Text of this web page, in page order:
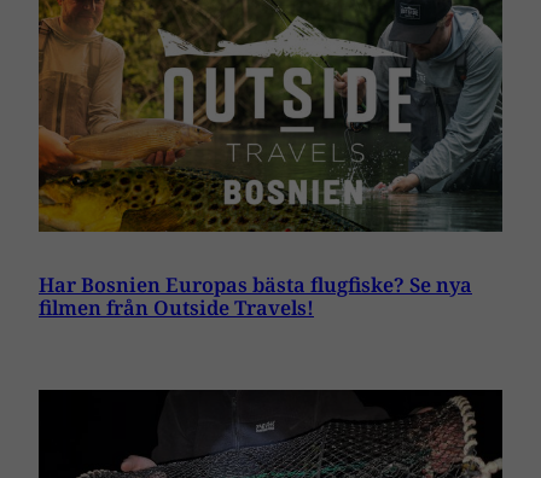
Har Bosnien Europas bästa flugfiske? Se nya
filmen från Outside Travels!